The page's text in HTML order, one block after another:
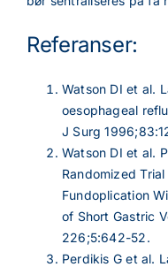
Referanser:
Watson DI et al.
oesophageal
J Surg
Watson DI et al.
Randomized
Fundoplication
of Short Gastric
226;5:642-52.
Perdikis G et al.